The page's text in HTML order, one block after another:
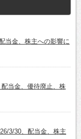
当金、株主への影響に
当金、優待廃止、株
3/30、配当金、株主